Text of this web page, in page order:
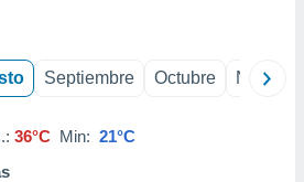
Septiembre Octubre
36°C Min: 21°C